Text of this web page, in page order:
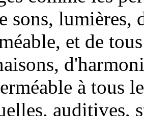
sons, lumières,
et de
à tous
auditives,